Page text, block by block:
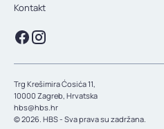
Kontakt
© 2026. HBS - Sva prava su zadržana.
Trg Krešimira Ćosića 11,
10000 Zagreb, Hrvatska
hbs@hbs.hr